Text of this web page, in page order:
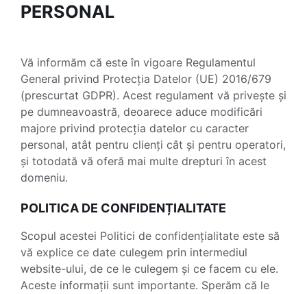
PERSONAL
Vă informăm că este în vigoare Regulamentul
General privind Protecția Datelor (UE) 2016/679
(prescurtat GDPR). Acest regulament vă privește și
pe dumneavoastră, deoarece aduce modificări
majore privind protecția datelor cu caracter
personal, atât pentru clienți cât și pentru operatori,
și totodată vă oferă mai multe drepturi în acest
domeniu.
POLITICA DE CONFIDENȚIALITATE
Scopul acestei Politici de confidențialitate este să
vă explice ce date culegem prin intermediul
website-ului, de ce le culegem și ce facem cu ele.
Aceste informații sunt importante. Sperăm că le